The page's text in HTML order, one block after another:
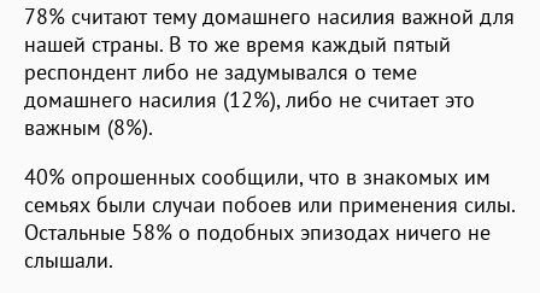
78% считают тему домашнего насилия важной для
нашей страны. В то же время каждый пятый
респондент либо не задумывался о теме
домашнего насилия (12%), либо не считает это
важным (8%).
40% опрошенных сообщили, что в знакомых им
семьях были случаи побоев или применения силы.
Остальные 58% о подобных эпизодах ничего не
слышали.